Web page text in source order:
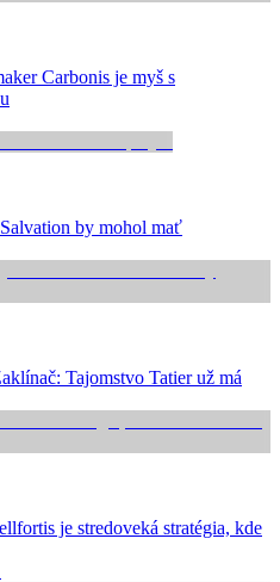
Carbonis je myš s
by mohol mať
Tajomstvo Tatier už má
je stredoveká stratégia, kde